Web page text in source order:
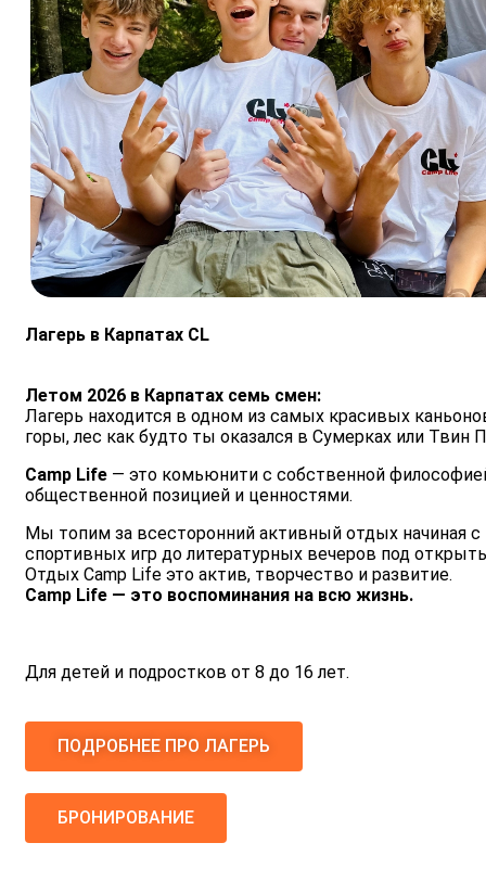
Лагерь в Карпатах CL
Летом 2026 в Карпатах семь смен:
Лагерь находится в одном из самых красивых
горы, лес как будто ты оказался в Сумерках или Твин
Camp Life — это комьюнити с собственной
общественной позицией и ценностями.
Мы топим за всесторонний активный отдых начиная с
спортивных игр до литературных вечеров под
Отдых Сamp Life это актив, творчество и развитие.
Camp Life — это воспоминания на всю жизнь.
Для детей и подростков от 8 до 16 лет.
ПОДРОБНЕЕ ПРО ЛАГЕРЬ
БРОНИРОВАНИЕ